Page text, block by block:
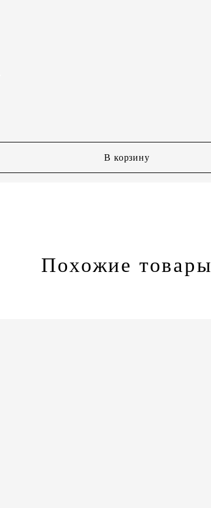
В корзину
Похожие товары